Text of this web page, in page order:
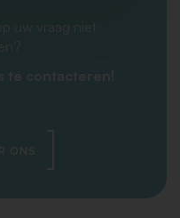
uw vraag niet
te contacteren!
ONS